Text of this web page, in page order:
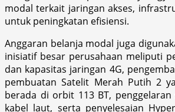
modal terkait jaringan akses,
untuk peningkatan efisiensi.
Anggaran belanja modal juga
inisiatif besar perusahaan meliputi
dan kapasitas jaringan 4G,
pembuatan Satelit Merah Putih 2
berada di orbit 113 BT,
kabel laut, serta penyelesaian